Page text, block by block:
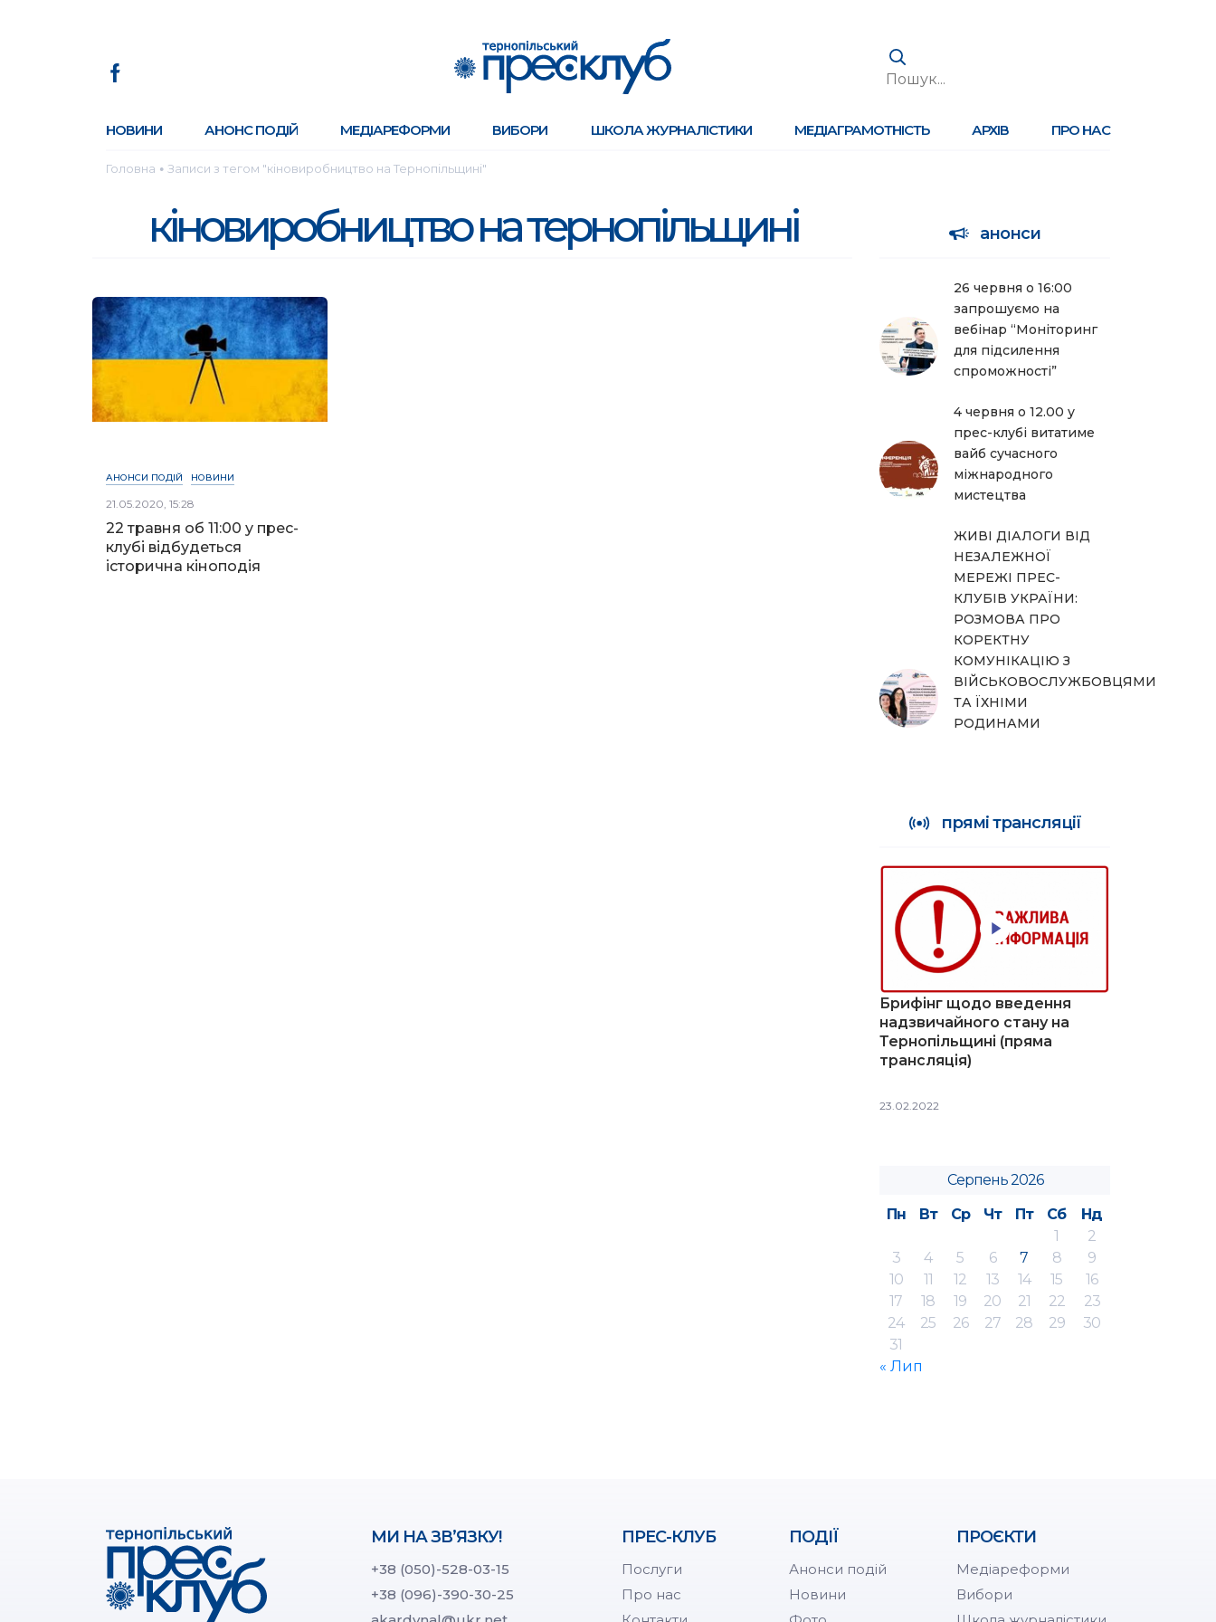
НОВИНИ АНОНС ПОДІЙ МЕДІАРЕФОРМИ ВИБОРИ ШКОЛА ЖУРНАЛІСТИКИ МЕДІАГРАМОТНІСТЬ АРХІВ ПРО НАС
Головна ● Записи з тегом "кіновиробництво на Тернопільщині"
кіновиробництво на тернопільщині
АНОНСИ ПОДІЙ НОВИНИ
21.05.2020, 15:28
22 травня об 11:00 у прес-
клубі відбудеться
історична кіноподія
анонси
26 червня о 16:00
запрошуємо на
вебінар “Моніторинг
для підсилення
спроможності”
4 червня о 12.00 у
прес-клубі витатиме
вайб сучасного
міжнародного
мистецтва
ЖИВІ ДІАЛОГИ ВІД
НЕЗАЛЕЖНОЇ
МЕРЕЖІ ПРЕС-
КЛУБІВ УКРАЇНИ:
РОЗМОВА ПРО
КОРЕКТНУ
КОМУНІКАЦІЮ З
ВІЙСЬКОВОСЛУЖБОВЦЯМИ
ТА ЇХНІМИ
РОДИНАМИ
прямі трансляції
Брифінг щодо введення
надзвичайного стану на
Тернопільщині (пряма
трансляція)
23.02.2022
Серпень 2026
Пн
Вт Ср Чт Пт Сб
Нд
1
2
3
4 5 6 7 8
9
10
11 12 13 14 15
16
17
18 19 20 21 22
23
24
25 26 27 28 29
30
31
« Лип
МИ НА ЗВ’ЯЗКУ!
+38 (050)-528-03-15
+38 (096)-390-30-25
ПРЕС-КЛУБ
Послуги
Про нас
ПОДІЇ
Анонси подій
Новини
ПРОЄКТИ
Медіареформи
Вибори